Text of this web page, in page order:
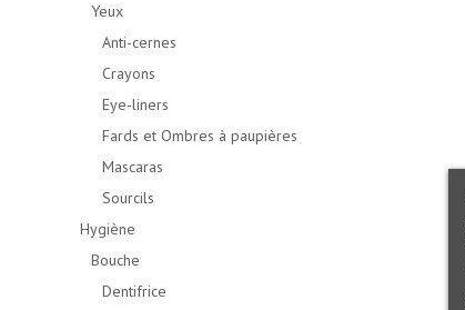
Yeux
Anti-cernes
Crayons
Eye-liners
Fards et Ombres à paupières
Mascaras
Sourcils
Hygiène
Bouche
Dentifrice